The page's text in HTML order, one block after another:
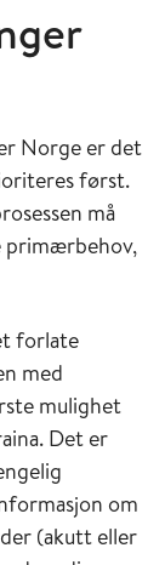
Norge er det
først.
må
primærbehov,
forlate
med
mulighet
Det er
om
(akutt eller